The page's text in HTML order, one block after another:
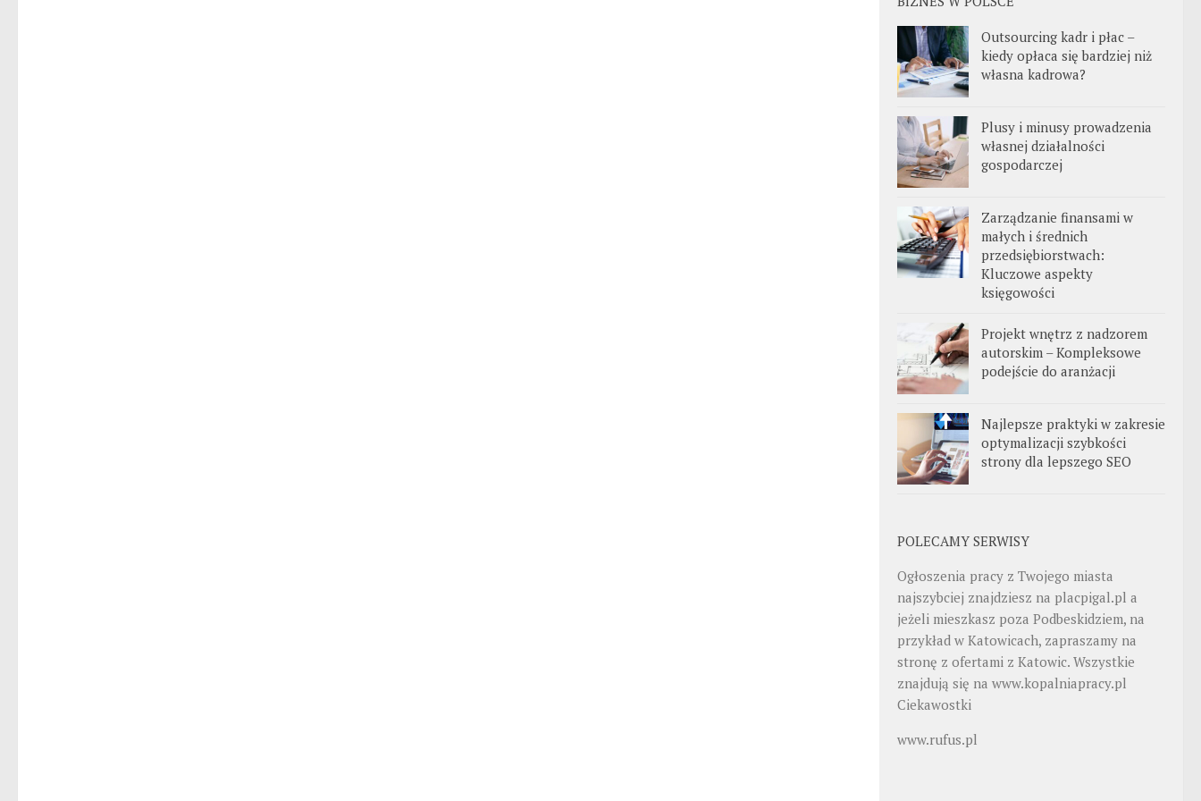
Outsourcing kadr i płac –
kiedy opłaca się bardziej niż
własna kadrowa?
Plusy i minusy prowadzenia
własnej działalności
gospodarczej
Zarządzanie finansami w
małych i średnich
przedsiębiorstwach:
Kluczowe aspekty
księgowości
Projekt wnętrz z nadzorem
autorskim – Kompleksowe
podejście do aranżacji
Najlepsze praktyki w zakresie
optymalizacji szybkości
strony dla lepszego SEO
POLECAMY SERWISY
Ogłoszenia pracy z Twojego miasta
najszybciej znajdziesz na placpigal.pl a
jeżeli mieszkasz poza Podbeskidziem, na
przykład w Katowicach, zapraszamy na
stronę z ofertami z Katowic. Wszystkie
znajdują się na www.kopalniapracy.pl
Ciekawostki
www.rufus.pl